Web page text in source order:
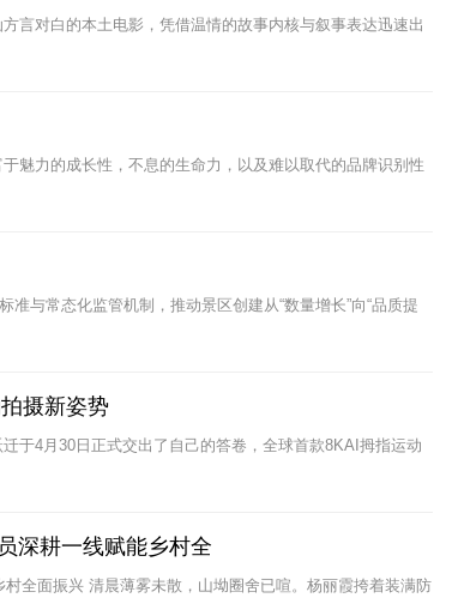
言对白的本土电影，凭借温情的故事内核与叙事表达迅速出
魅力的成长性，不息的生命力，以及难以取代的品牌识别性
与常态化监管机制，推动景区创建从“数量增长”向“品质提
摄新姿势
于4月30日正式交出了自己的答卷，全球首款8KAI拇指运动
深耕一线赋能乡村全
全面振兴 清晨薄雾未散，山坳圈舍已喧。杨丽霞挎着装满防